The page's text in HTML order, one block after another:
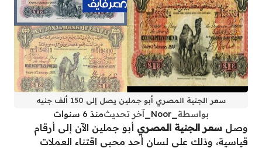
سعر الجنية المصري أبو جملين يصل إلى 150 ألف جنيه
بواسطة آخر تحديثمنذ 6 سنوات
وصل سعر الجنية المصري أبو جملين الآن إلى أرقام
قياسية، وذلك على لسان أحد محبي اقتناء العملات